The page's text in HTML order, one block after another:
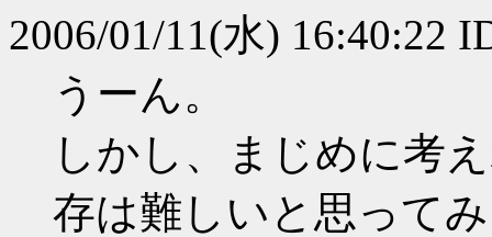
2006/01/11(水) 16:40:22
うーん。
しかし、まじめに考
存は難しいと思って